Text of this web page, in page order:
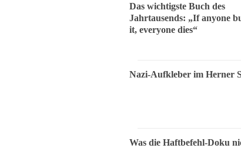
Das wichtigste Buch des
Jahrtausends: „If anyone
it, everyone dies“
Nazi-Aufkleber im Herner
Was die Haftbefehl-Doku